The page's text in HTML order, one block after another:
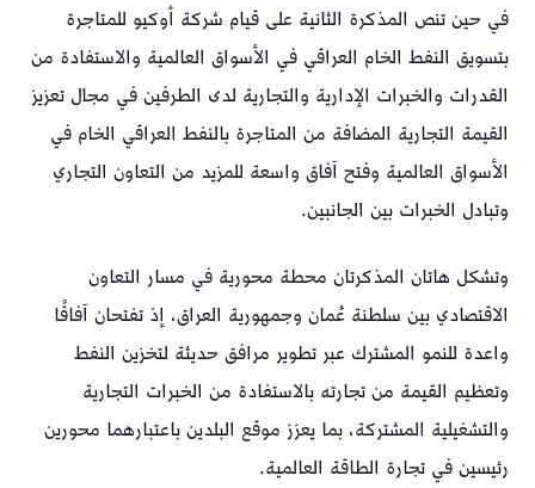
في حين تنص المذكرة الثانية على قيام شركة أوكيو للمتاجرة
بتسويق النفط الخام العراقي في الأسواق العالمية والاستفادة من
القدرات والخبرات الإدارية والتجارية لدى الطرفين في مجال تعزيز
القيمة التجارية المضافة من المتاجرة بالنفط العراقي الخام في
الأسواق العالمية وفتح آفاق واسعة للمزيد من التعاون التجاري
وتبادل الخبرات بين الجانبين.
وتشكل هاتان المذكرتان محطة محورية في مسار التعاون
الاقتصادي بين سلطنة عُمان وجمهورية العراق، إذ تفتحان آفاقًا
واعدة للنمو المشترك عبر تطوير مرافق حديثة لتخزين النفط
وتعظيم القيمة من تجارته بالاستفادة من الخبرات التجارية
والتشغيلية المشتركة، بما يعزز موقع البلدين باعتبارهما محورين
رئيسين في تجارة الطاقة العالمية.